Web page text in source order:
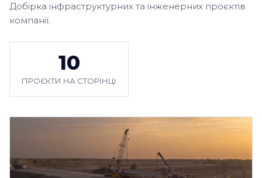
Добірка інфраструктурних та інженерних проєктів
компанії.
10
ПРОЄКТИ НА СТОРІНЦІ